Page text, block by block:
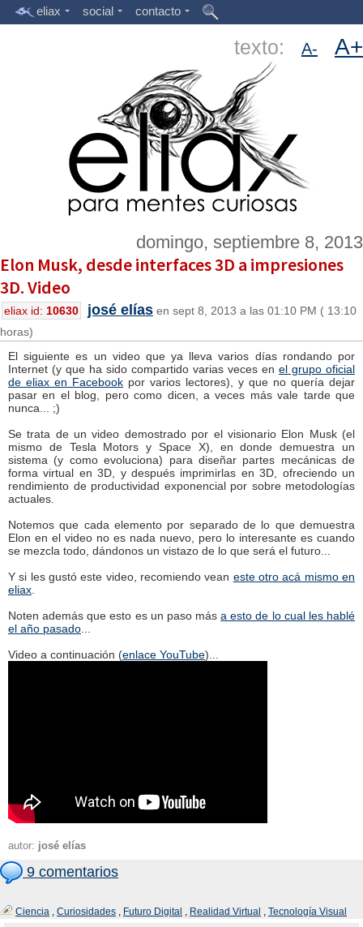
eliax social contacto
texto: A- A+
domingo, septiembre 8, 2013
Elon Musk, desde interfaces 3D a impresiones
3D. Video
eliax id: 10630 josé elías en sept 8, 2013 a las 01:10 PM ( 13:10
horas)
El siguiente es un video que ya lleva varios días rondando por
Internet (y que ha sido compartido varias veces en el grupo oficial
de eliax en Facebook por varios lectores), y que no quería dejar
pasar en el blog, pero como dicen, a veces más vale tarde que
nunca... ;)
Se trata de un video demostrado por el visionario Elon Musk (el
mismo de Tesla Motors y Space X), en donde demuestra un
sistema (y como evoluciona) para diseñar partes mecánicas de
forma virtual en 3D, y después imprimirlas en 3D, ofreciendo un
rendimiento de productividad exponencial por sobre metodologías
actuales.
Notemos que cada elemento por separado de lo que demuestra
Elon en el video no es nada nuevo, pero lo interesante es cuando
se mezcla todo, dándonos un vistazo de lo que será el futuro...
Y si les gustó este video, recomiendo vean este otro acá mismo en
eliax
Noten además que esto es un paso mása esto de lo cual les hablé
el año pasado
Video a continuación (enlace YouTube)...
autor: josé elías
9 comentarios
Ciencia , Curiosidades , Futuro Digital , Realidad Virtual , Tecnología Visual